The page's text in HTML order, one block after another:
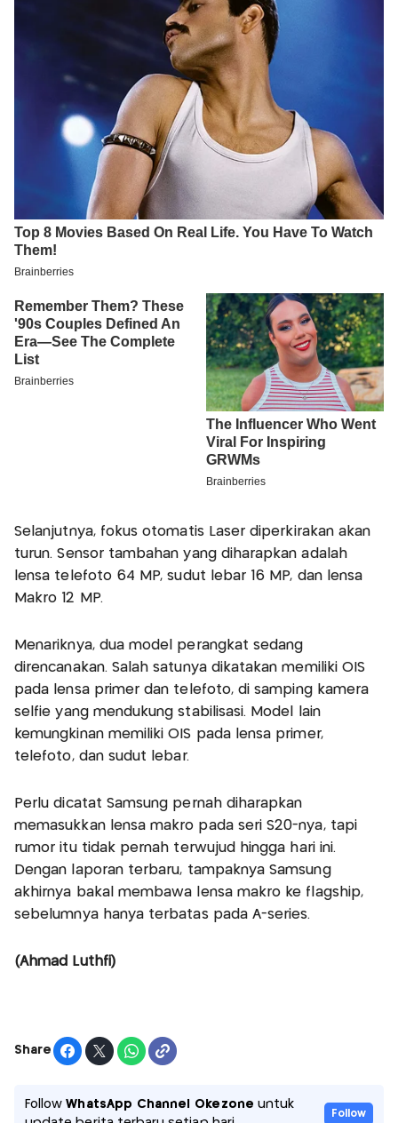
Selanjutnya, fokus otomatis Laser diperkirakan akan
turun. Sensor tambahan yang diharapkan adalah
lensa telefoto 64 MP, sudut lebar 16 MP, dan lensa
Makro 12 MP.
Menariknya, dua model perangkat sedang
direncanakan. Salah satunya dikatakan memiliki OIS
pada lensa primer dan telefoto, di samping kamera
selfie yang mendukung stabilisasi. Model lain
kemungkinan memiliki OIS pada lensa primer,
telefoto, dan sudut lebar.
Perlu dicatat Samsung pernah diharapkan
memasukkan lensa makro pada seri S20-nya, tapi
rumor itu tidak pernah terwujud hingga hari ini.
Dengan laporan terbaru, tampaknya Samsung
akhirnya bakal membawa lensa makro ke flagship,
sebelumnya hanya terbatas pada A-series.
(Ahmad Luthfi)
Share
FollowWhatsApp Channel Okezone untuk
Follow